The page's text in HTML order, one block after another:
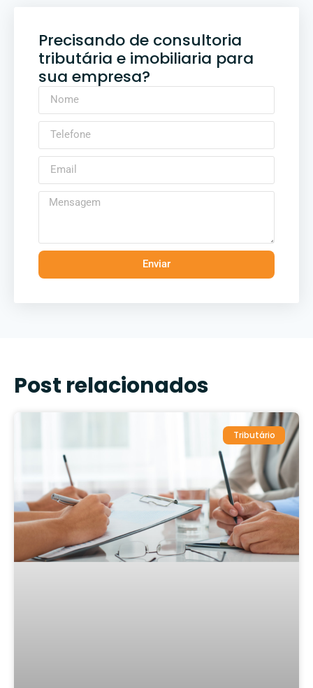
Precisando de consultoria
tributária e imobiliaria para
sua empresa?
Enviar
Post relacionados
Tributário